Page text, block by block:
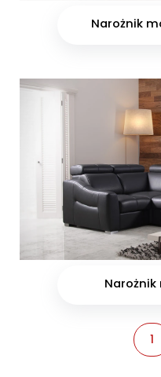
Narożnik
Narożnik
1